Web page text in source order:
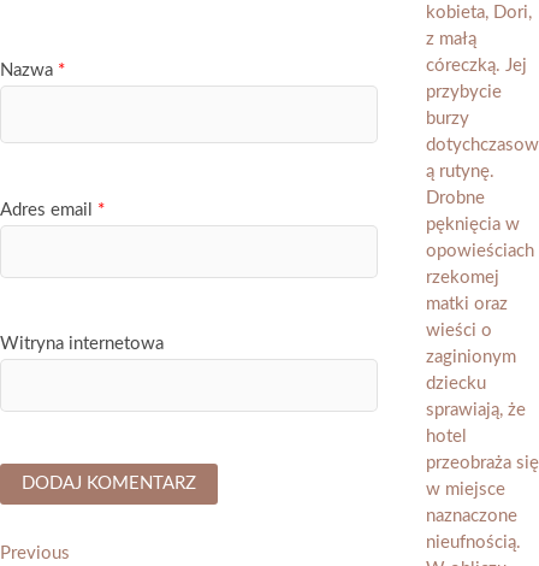
Nazwa *
Adres email *
Witryna internetowa
Previous